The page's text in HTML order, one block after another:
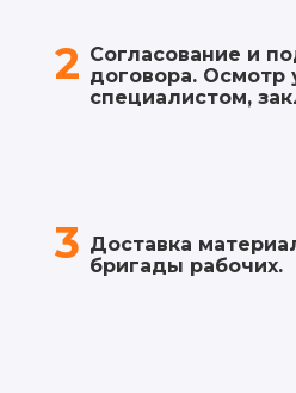
2 Согласование и
договора. Осмотр
специалистом,
3 Доставка
бригады рабочих.